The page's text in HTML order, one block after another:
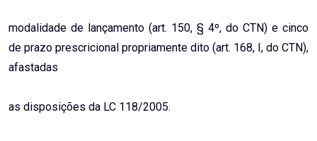
modalidade de lançamento (art. 150, § 4º, do CTN) e cinco
de prazo prescricional propriamente dito (art. 168, I, do CTN),
afastadas
as disposições da LC 118/2005.